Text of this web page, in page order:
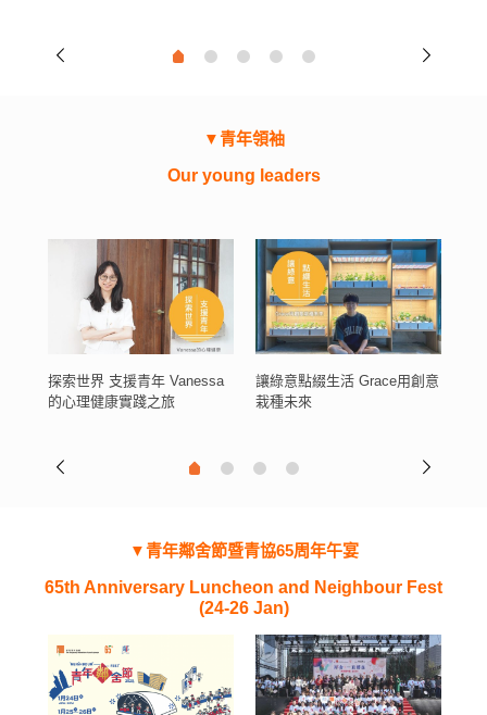
▼青年領袖
Our young leaders
探索世界 支援青年 Vanessa
的心理健康實踐之旅
讓綠意點綴生活 Grace用創意
栽種未來
▼青年鄰舍節暨青協65周年午宴
65th Anniversary Luncheon and Neighbour Fest
(24-26 Jan)
青協65周年午宴暨青年鄰舍節